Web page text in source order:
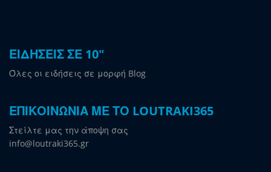
ΕΙΔΗΣΕΙΣ ΣΕ 10"
Όλες οι ειδήσεις σε μορφή Blog
ΕΠΙΚΟΙΝΩΝΙΑ ΜΕ ΤΟ LOUTRAKI365
Στείλτε μας την άποψη σας
info@loutraki365.gr